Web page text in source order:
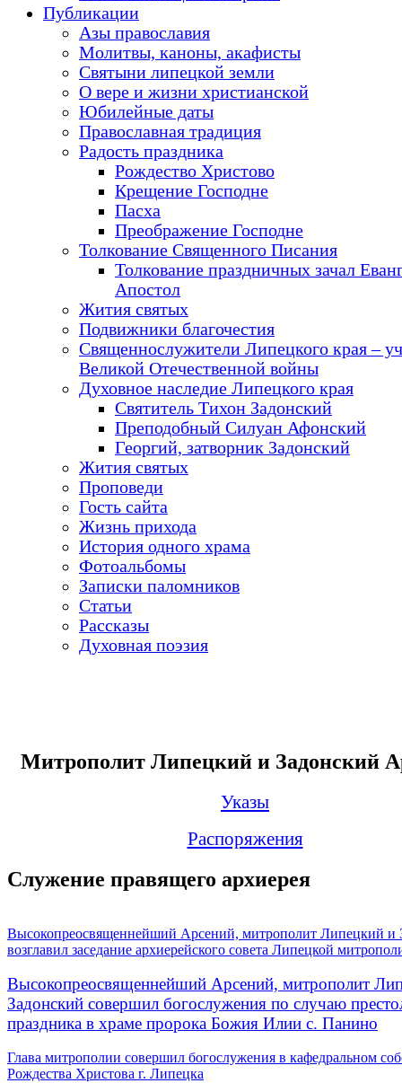
Публикации
Азы православия
Молитвы, каноны, акафисты
Святыни липецкой земли
О вере и жизни христианской
Юбилейные даты
Православная традиция
Радость праздника
Рождество Христово
Крещение Господне
Пасха
Преображение Господне
Толкование Священного Писания
Толкование праздничных зачал
Апостол
Жития святых
Подвижники благочестия
Священнослужители Липецкого края –
Великой Отечественной войны
Духовное наследие Липецкого края
Святитель Тихон Задонский
Преподобный Силуан Афонский
Георгий, затворник Задонский
Жития святых
Проповеди
Гость сайта
Жизнь прихода
История одного храма
Фотоальбомы
Записки паломников
Статьи
Рассказы
Духовная поэзия
Митрополит Липецкий и Задонский
Указы
Распоряжения
Служение правящего архиерея
Высокопреосвященнейший Арсений, митрополит Липецкий и
возглавил заседание архиерейского совета Липецкой
Высокопреосвященнейший Арсений, митрополит
Задонский совершил богослужения по случаю
праздника в храме пророка Божия Илии с. Панино
Глава митрополии совершил богослужения в кафедральном
Рождества Христова г. Липецка